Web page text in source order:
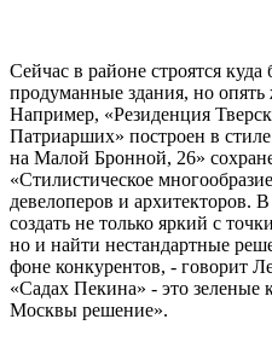
Сейчас в районе строятся куда
продуманные здания, но опять
Например, «Резиденция
Патриарших» построен в
на Малой Бронной, 26»
«Стилистическое
девелоперов и архитекторов.
создать не только яркий с
но и найти нестандартные
фоне конкурентов, - говорит
«Садах Пекина» - это
Москвы решение».